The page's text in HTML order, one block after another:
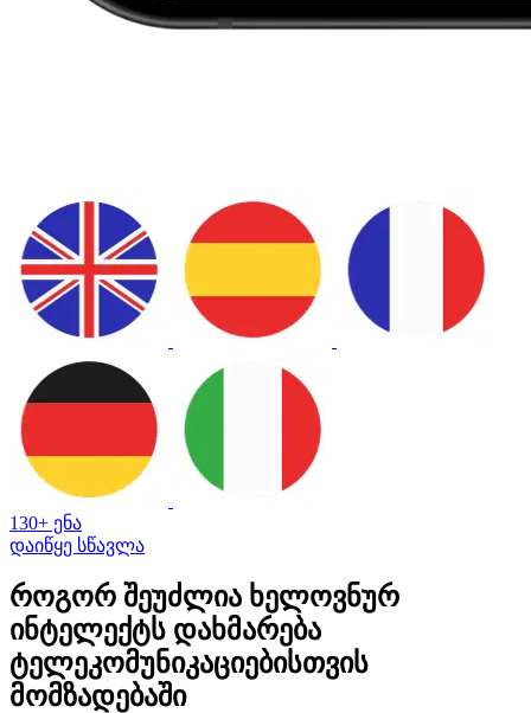
130+ ენა
დაიწყე სწავლა
როგორ შეუძლია ხელოვნურ
ინტელექტს დახმარება
ტელეკომუნიკაციებისთვის
მომზადებაში